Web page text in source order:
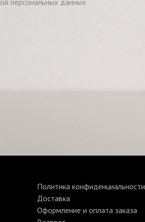
Политика конфиденциальности
Доставка
Оформление и оплата заказа